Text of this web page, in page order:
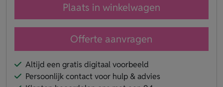
Plaats in winkelwagen
Offerte aanvragen
Altijd een gratis digitaal voorbeeld
Persoonlijk contact voor hulp & advies